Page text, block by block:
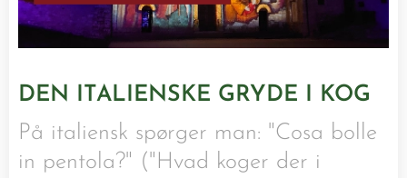
DEN ITALIENSKE GRYDE I KOG
På italiensk spørger man: "Cosa bolle
in pentola?" ("Hvad koger der i